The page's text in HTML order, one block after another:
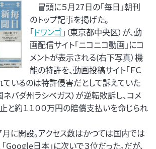
冒頭に５月27日の「毎日」朝刊
のトップ記事を掲げた。
「ドワンゴ 」（東京都中央区）が、動
画配信サイト「ニコニコ動画」にコ
メントが表示される(右下写真）機
能の特許を、動画投稿サイト「ＦＣ
ているのは特許侵害だとして訴えていた
国ネバダ州ラシベガス）が逆転敗訴し、コメ
と約１１００万円の賠償支払いを命じられ
月に開設。アクセス数はかつては国内では
「Google日本」に次いで３位だった。だが、